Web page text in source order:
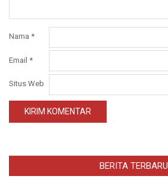
Nama *
Email *
Situs Web
BERITA TERBARU